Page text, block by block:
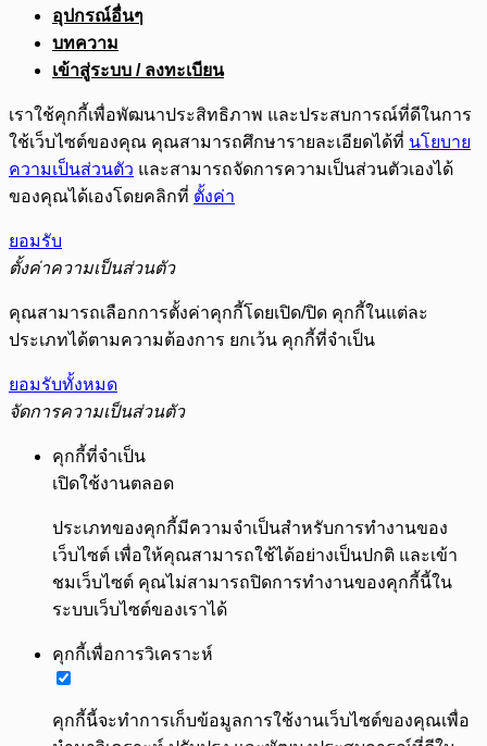
อุปกรณ์อื่นๆ
บทความ
เข้าสู่ระบบ / ลงทะเบียน
เราใช้คุกกี้เพื่อพัฒนาประสิทธิภาพ และประสบการณ์ที่ดีในการ
ใช้เว็บไซต์ของคุณ คุณสามารถศึกษารายละเอียดได้ที่ นโยบาย
ความเป็นส่วนตัว และสามารถจัดการความเป็นส่วนตัวเองได้
ของคุณได้เองโดยคลิกที่ ตั้งค่า
ยอมรับ
ตั้งค่าความเป็นส่วนตัว
คุณสามารถเลือกการตั้งค่าคุกกี้โดยเปิด/ปิด คุกกี้ในแต่ละ
ประเภทได้ตามความต้องการ ยกเว้น คุกกี้ที่จำเป็น
ยอมรับทั้งหมด
จัดการความเป็นส่วนตัว
คุกกี้ที่จำเป็น
เปิดใช้งานตลอด
ประเภทของคุกกี้มีความจำเป็นสำหรับการทำงานของ
เว็บไซต์ เพื่อให้คุณสามารถใช้ได้อย่างเป็นปกติ และเข้า
ชมเว็บไซต์ คุณไม่สามารถปิดการทำงานของคุกกี้นี้ใน
ระบบเว็บไซต์ของเราได้
คุกกี้เพื่อการวิเคราะห์
คุกกี้นี้จะทำการเก็บข้อมูลการใช้งานเว็บไซต์ของคุณเพื่อ